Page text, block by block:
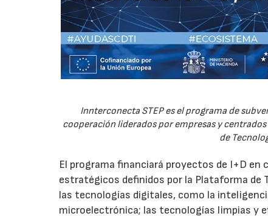
Innterconecta STEP es el programa de
cooperación liderados por empresas y
de
El programa financiará proyectos de I+D
estratégicos definidos por la Plataforma de
las tecnologías digitales, como la
microelectrónica; las tecnologías limpias y